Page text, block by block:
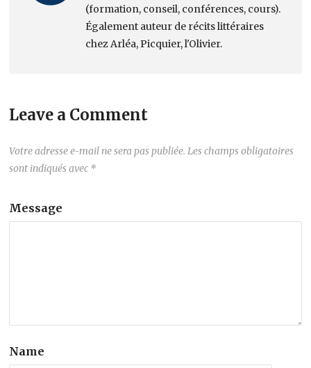
(formation, conseil, conférences, cours).
Également auteur de récits littéraires
chez Arléa, Picquier, l'Olivier.
Leave a Comment
Votre adresse e-mail ne sera pas publiée. Les champs obligatoires
sont indiqués avec *
Message
Name